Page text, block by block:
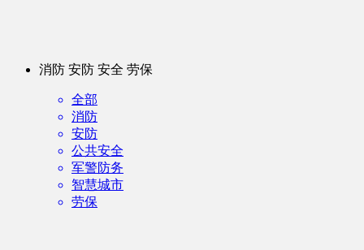
消防 安防 安全 劳保
全部
消防
安防
公共安全
军警防务
智慧城市
劳保